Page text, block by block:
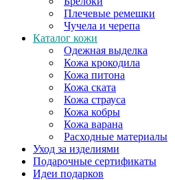
Плечевые ремешки
Чучела и черепа
Каталог кожи
Одежная выделка
Кожа крокодила
Кожа питона
Кожа ската
Кожа страуса
Кожа кобры
Кожа варана
Расходные материалы
Уход за изделиями
Подарочные сертификаты
Идеи подарков